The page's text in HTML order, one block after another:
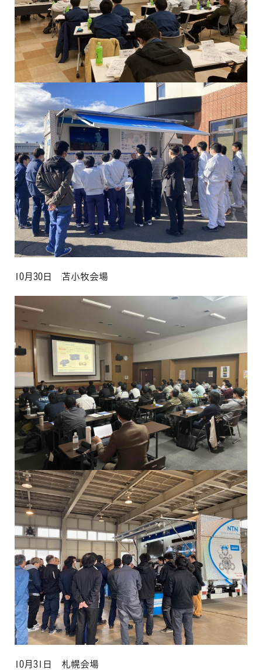
10月30日 苫小牧会場
10月31日 札幌会場